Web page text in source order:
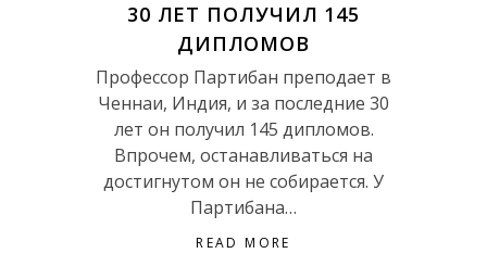
30 ЛЕТ ПОЛУЧИЛ 145
ДИПЛОМОВ
Профессор Партибан преподает в
Ченнаи, Индия, и за последние 30
лет он получил 145 дипломов.
Впрочем, останавливаться на
достигнутом он не собирается. У
Партибана…
READ MORE